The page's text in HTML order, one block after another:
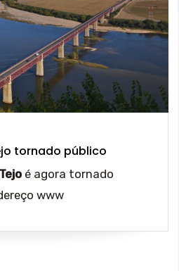
tornado público
é agora tornado
www